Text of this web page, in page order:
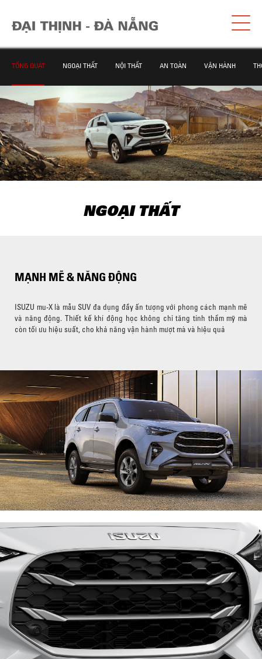
TỔNG QUÁT NGOẠI THẤT NỘI THẤT AN TOÀN VẬN HÀNH
NGOẠI THẤT
MẠNH MẼ & NĂNG ĐỘNG
ISUZU mu-X là mẫu SUV đa dụng đầy ấn tượng với phong cách mạnh mẽ
và năng động. Thiết kế khí động học không chỉ tăng tính thẩm mỹ mà
còn tối ưu hiệu suất, cho khả năng vận hành mượt mà và hiệu quả